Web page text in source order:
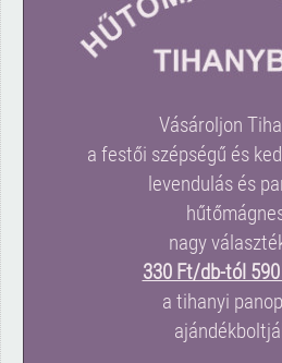
Vásároljon
a festői szépségű és
levendulás és
nagy
330 Ft/db-tól
a tihanyi